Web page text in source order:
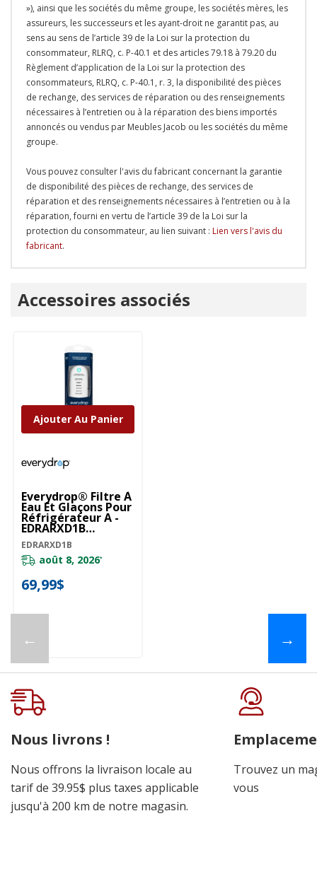
»), ainsi que les sociétés du même groupe, les sociétés mères, les
assureurs, les successeurs et les ayant-droit ne garantit pas, au
sens au sens de l’article 39 de la Loi sur la protection du
consommateur, RLRQ, c. P-40.1 et des articles 79.18 à 79.20 du
Règlement d’application de la Loi sur la protection des
consommateurs, RLRQ, c. P-40.1, r. 3, la disponibilité des pièces
de rechange, des services de réparation ou des renseignements
nécessaires à l’entretien ou à la réparation des biens importés
annoncés ou vendus par Meubles Jacob ou les sociétés du même
groupe.
Vous pouvez consulter l'avis du fabricant concernant la garantie
de disponibilité des pièces de rechange, des services de
réparation et des renseignements nécessaires à l’entretien ou à la
réparation, fourni en vertu de l’article 39 de la Loi sur la
protection du consommateur, au lien suivant : Lien vers l'avis du
fabricant.
personnalisé
Accessoires associés
←
Everydrop® Filtre À
Eau Et Glaçons Pour
Réfrigérateur A -
EDRARXD1B
EDRARXD1B
EDRARXD1B
août 8, 2026*
69,99$
Ajouter Au Panier
→
Nous livrons !
Nous offrons la livraison locale au
tarif de 39.95$ plus taxes applicable
jusqu'à 200 km de notre magasin.
Trouvez un
vous